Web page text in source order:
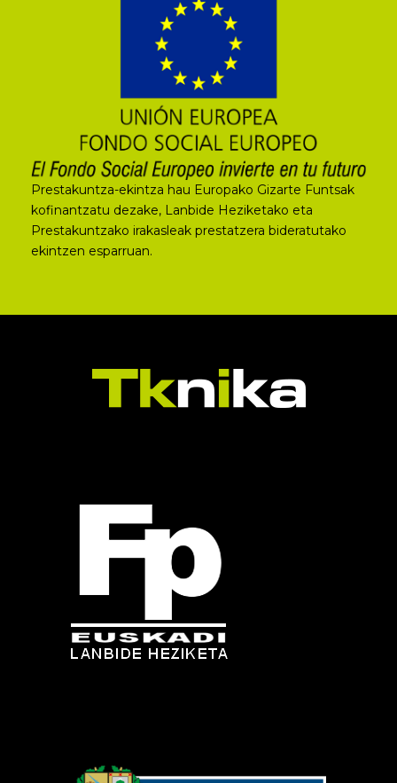
Prestakuntza-ekintza hau Europako Gizarte Funtsak
kofinantzatu dezake, Lanbide Heziketako eta
Prestakuntzako irakasleak prestatzera bideratutako
ekintzen esparruan.